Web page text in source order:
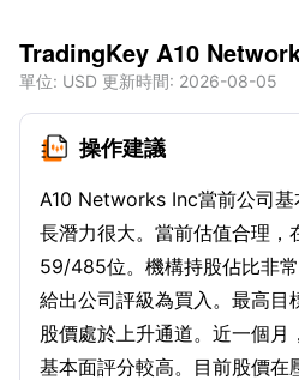
TradingKey A10
單位: USD 更新時間: 2026-08-05
操作建議
A10 Networks Inc當前公司基
長潛力很大。當前估值合理，
59/485位。機構持股佔比非
給出公司評級為買入。最高目
股價處於上升通道。近一個月
基本面評分較高。目前股價在